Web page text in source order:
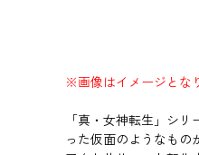
※画像はイメージとな
「真・女神転生」シ
った仮面のようなもの